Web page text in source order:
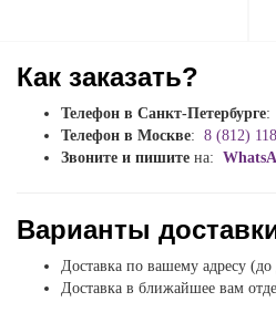
Как заказать?
Телефон в Санкт-Петербурге:
Телефон в Москве: 8 (812)
Звоните и пишите на:
Варианты
Доставка по вашему адресу (до
Доставка в ближайшее вам